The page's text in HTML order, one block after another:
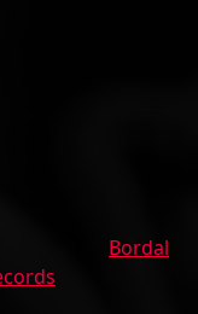
Bordal